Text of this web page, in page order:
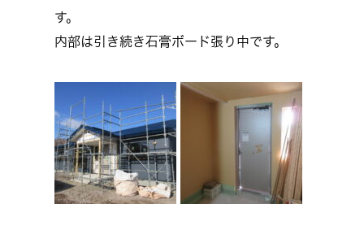
す。
内部は引き続き石膏ボード張り中です。